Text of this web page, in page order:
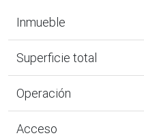
Inmueble
Superficie total
Operación
Acceso